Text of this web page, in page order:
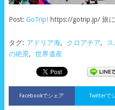
Post: GoTrip!https://gotrip.jp/ 旅に
タグ: アドリア海, クロアチア,
の絶景, 世界遺産
Facebookでシェア Twitterで